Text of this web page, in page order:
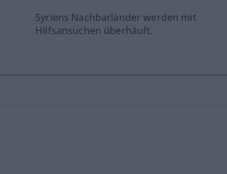
Syriens Nachbarländer werden mit
Hilfsansuchen überhäuft.